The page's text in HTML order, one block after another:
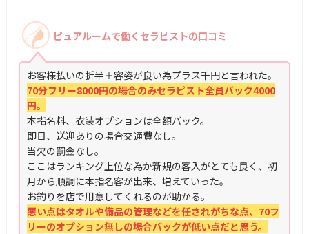
ピュアルームで働くセラピストの口コミ
お客様払いの折半＋容姿が良い為プラス千円と言われた。
70分フリー8000円の場合のみセラピスト全員バック4000
円。
本指名料、衣装オプションは全額バック。
即日、送迎ありの場合交通費なし。
当欠の罰金なし。
ここはランキング上位な為か新規の客入がとても良く、初
月から順調に本指名客が出来、増えていった。
お釣りを店で用意してくれるのが助かる。
悪い点はタオルや備品の管理などを任されがちな点、70フ
リーのオプション無しの場合バックが低い点だと思う。